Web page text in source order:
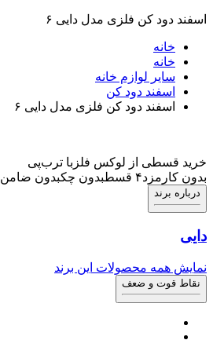
اسفند دود کن فلزی مدل دایی ۶
خانه
خانه
سایر لوازم خانه
اسفند دود کن
اسفند دود کن فلزی مدل دایی ۶
خرید قسطی از لوکس فلز با ترب‌پی
بدون کارمزد۴ قسط بدون چکبدون ضامن
درباره برند
دایی
نمایش همه محصولات این برند
نقاط قوت و ضعف